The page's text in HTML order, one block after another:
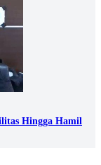
Hingga Hamil